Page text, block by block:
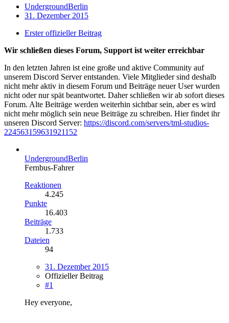
UndergroundBerlin
31. Dezember 2015
Erster offizieller Beitrag
Wir schließen dieses Forum, Support ist weiter erreichbar
In den letzten Jahren ist eine große und aktive Community auf
unserem Discord Server entstanden. Viele Mitglieder sind deshalb
nicht mehr aktiv in diesem Forum und Beiträge neuer User wurden
nicht oder nur spät beantwortet. Daher schließen wir ab sofort dieses
Forum. Alte Beiträge werden weiterhin sichtbar sein, aber es wird
nicht mehr möglich sein neue Beiträge zu schreiben. Hier findet ihr
unseren Discord Server: https://discord.com/servers/tml-studios-
224563159631921152
UndergroundBerlin
Fernbus-Fahrer
Reaktionen
4.245
Punkte
16.403
Beiträge
1.733
Dateien
94
31. Dezember 2015
Offizieller Beitrag
#1
Hey everyone,